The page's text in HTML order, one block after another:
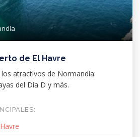
de El Havre
atractivos de Normandía:
del Día D y más.